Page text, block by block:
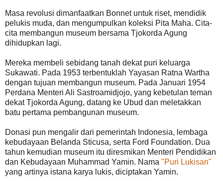
Masa revolusi dimanfaatkan Bonnet untuk riset, mendidik
pelukis muda, dan mengumpulkan koleksi Pita Maha. Cita-
cita membangun museum bersama Tjokorda Agung
dihidupkan lagi.
Mereka membeli sebidang tanah dekat puri keluarga
Sukawati. Pada 1953 terbentuklah Yayasan Ratna Wartha
dengan tujuan membangun museum. Pada Januari 1954
Perdana Menteri Ali Sastroamidjojo, yang kebetulan teman
dekat Tjokorda Agung, datang ke Ubud dan meletakkan
batu pertama pembangunan museum.
Donasi pun mengalir dari pemerintah Indonesia, lembaga
kebudayaan Belanda Sticusa, serta Ford Foundation. Dua
tahun kemudian museum itu diresmikan Menteri Pendidikan
dan Kebudayaan Muhammad Yamin. Nama "Puri Lukisan"
yang artinya istana karya lukis, diciptakan Yamin.